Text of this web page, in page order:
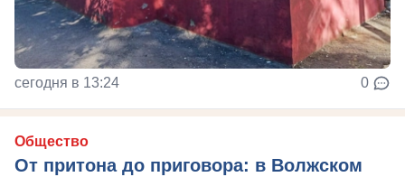
сегодня в 13:24 0
Общество
От притона до приговора: в Волжском